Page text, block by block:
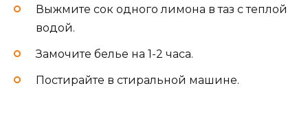
Выжмите сок одного лимона в таз с теплой
водой.
Замочите белье на 1-2 часа.
Постирайте в стиральной машине.